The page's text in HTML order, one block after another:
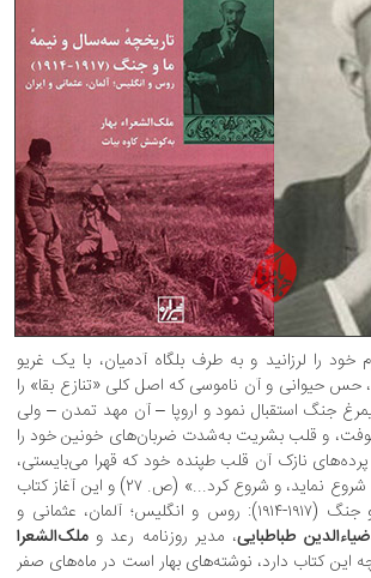
را لرزانید و به طرف بلگاه آدمیان، با یک غریو
حس حیوانی و آن ناموسی که اصل کلی «تنازع بقا» را
جنگ استقبال نمود و اروپا – آن مهد تمدن – ولی
و قلب بشریت به‌شدت ضربان‌های خونین خود را
پرده‌های نازک آن قلب طپنده خود که قهرا می‌بایستی،
حرکات غیرموزون خود را بالتبع شروع نماید، و شروع کرد...» (ص. ۲۷) و این آغاز کتاب
تاریخچه سه‌سال و نیمه ما و جنگ (۱۹۱۷-۱۹۱۴): روس و انگلیس؛ آلمان، عثمانی و
طباطبایی، مدیر روزنامه رعد و ملک‌الشعرا
این کتاب دارد، نوشته‌های بهار است در ماه‌های صفر